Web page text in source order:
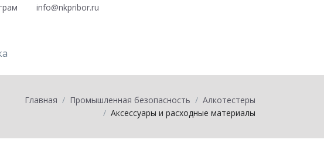
info@nkpribor.ru
Главная Промышленная безопасность
Алкотестеры
Аксессуары и расходные материалы